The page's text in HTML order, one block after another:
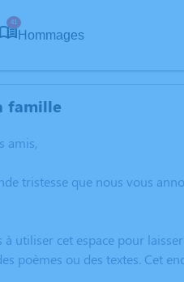
41
Hommages
famille
amis,
tristesse que nous vous
utiliser cet espace pour
poèmes ou des textes. Cet